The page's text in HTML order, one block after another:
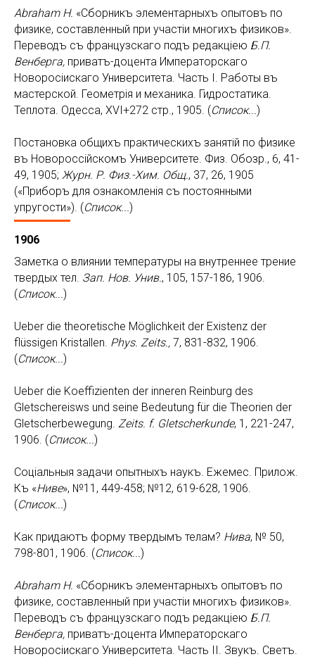
Abraham H. «Сборникъ элементарныхъ опытовъ по
физике, составленный при участiи многихъ физиков».
Переводъ съ французскаго подъ редакцiею Б.П.
Венберга, приватъ-доцента Императорскаго
Новоросiискаго Университета. Часть I. Работы въ
мастерской. Геометрiя и механика. Гидростатика.
Теплота. Одесса, XVI+272 стр., 1905. (Список...)
Постановка общихъ практическихъ занятiй по физике
въ Новороссiйскомъ Университете. Физ. Обозр., 6, 41-
49, 1905; Журн. Р. Физ.-Хим. Общ., 37, 26, 1905
(«Приборъ для ознакомленiя съ постоянными
упругости»). (Список...)
1906
Заметка о влиянии температуры на внутреннее трение
твердых тел. Зап. Нов. Унив., 105, 157-186, 1906.
(Список...)
Ueber die theoretische Möglichkeit der Existenz der
flüssigen Kristallen. Phys. Zeits., 7, 831-832, 1906.
(Список...)
Ueber die Koeffizienten der inneren Reinburg des
Gletschereisws und seine Bedeutung für die Theorien der
Gletscherbewegung. Zeits. f. Gletscherkunde, 1, 221-247,
1906. (Список...)
Соцiальныя задачи опытныхъ наукъ. Ежемес. Прилож.
Къ «Ниве», №11, 449-458; №12, 619-628, 1906.
(Список...)
Как придаютъ форму твердымъ телам? Нива, № 50,
798-801, 1906. (Список...)
Abraham H. «Сборникъ элементарныхъ опытовъ по
физике, составленный при участiи многихъ физиков».
Переводъ съ французскаго подъ редакцiею Б.П.
Венберга, приватъ-доцента Императорскаго
Новоросiискаго Университета. Часть II. Звукъ. Светъ.